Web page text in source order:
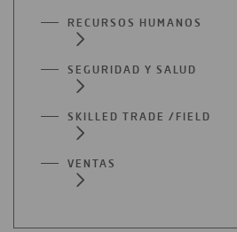
RECURSOS HUMANOS
SEGURIDAD Y SALUD
SKILLED TRADE /FIELD
VENTAS